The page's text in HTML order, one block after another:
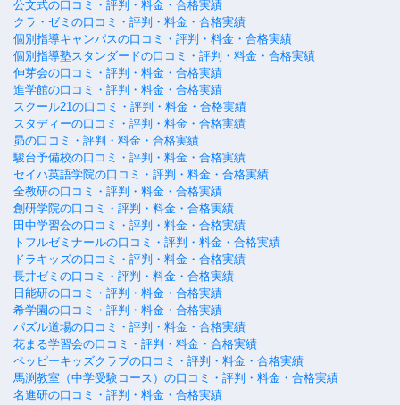
公文式の口コミ・評判・料金・合格実績
クラ・ゼミの口コミ・評判・料金・合格実績
個別指導キャンパスの口コミ・評判・料金・合格実績
個別指導塾スタンダードの口コミ・評判・料金・合格実績
伸芽会の口コミ・評判・料金・合格実績
進学館の口コミ・評判・料金・合格実績
スクール21の口コミ・評判・料金・合格実績
スタディーの口コミ・評判・料金・合格実績
昴の口コミ・評判・料金・合格実績
駿台予備校の口コミ・評判・料金・合格実績
セイハ英語学院の口コミ・評判・料金・合格実績
全教研の口コミ・評判・料金・合格実績
創研学院の口コミ・評判・料金・合格実績
田中学習会の口コミ・評判・料金・合格実績
トフルゼミナールの口コミ・評判・料金・合格実績
ドラキッズの口コミ・評判・料金・合格実績
長井ゼミの口コミ・評判・料金・合格実績
日能研の口コミ・評判・料金・合格実績
希学園の口コミ・評判・料金・合格実績
パズル道場の口コミ・評判・料金・合格実績
花まる学習会の口コミ・評判・料金・合格実績
ペッピーキッズクラブの口コミ・評判・料金・合格実績
馬渕教室（中学受験コース）の口コミ・評判・料金・合格実績
名進研の口コミ・評判・料金・合格実績